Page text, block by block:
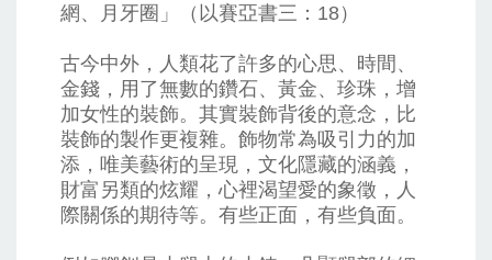
網、月牙圈」（以賽亞書三：18）
古今中外，人類花了許多的心思、時間、
金錢，用了無數的鑽石、黃金、珍珠，增
加女性的裝飾。其實裝飾背後的意念，比
裝飾的製作更複雜。飾物常為吸引力的加
添，唯美藝術的呈現，文化隱藏的涵義，
財富另類的炫耀，心裡渴望愛的象徵，人
際關係的期待等。有些正面，有些負面。